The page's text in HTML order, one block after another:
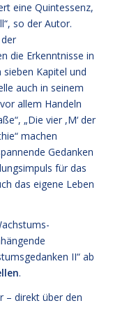
eine Quintessenz,
so der Autor.
die Erkenntnisse in
Kapitel und
auch in seinem
allem Handeln
„Die vier ,M‘ der
machen
Gedanken
für das
das eigene Leben
II“ ab
.
– direkt über den